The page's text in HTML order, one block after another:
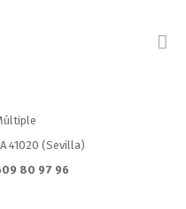
41020 (Sevilla)
80 97 96